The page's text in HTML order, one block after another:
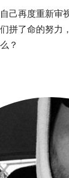
己再度重新审
拼了命的努力
？